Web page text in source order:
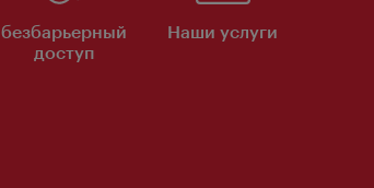
безбарьерный
доступ
Наши услуги